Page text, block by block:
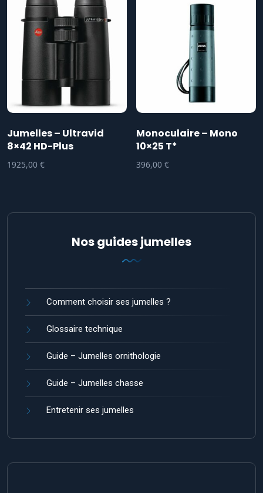
Jumelles – Ultravid
8×42 HD-Plus
1925,00 €
Monoculaire – Mono
10×25 T*
396,00€
Nos guides jumelles
Comment choisir ses jumelles ?
Glossaire technique
Guide – Jumelles ornithologie
Guide – Jumelles chasse
Entretenir ses jumelles